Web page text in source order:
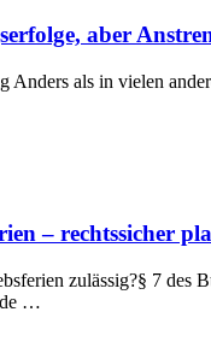
aber
als in vielen
– rechtssicher
zulässig?§ 7 des
…